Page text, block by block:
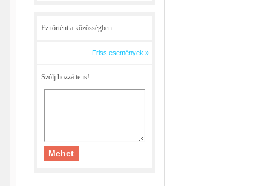
Ez történt a közösségben:
Friss események »
Szólj hozzá te is!